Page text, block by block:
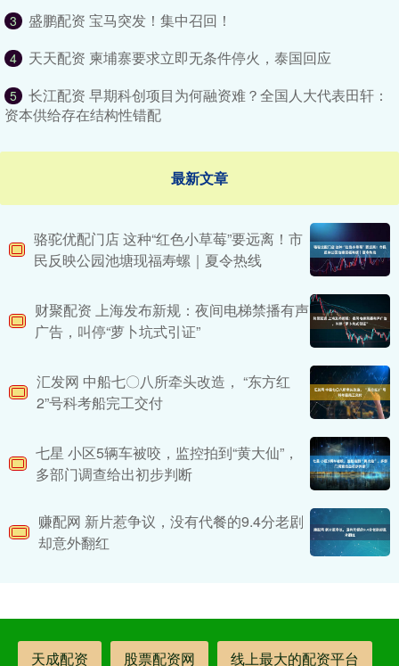
3 盛鹏配资 宝马突发！集中召回！
4 天天配资 柬埔寨要求立即无条件停火，泰国回应
5
长江配资 早期科创项目为何融资难？全国人大代表田轩：
资本供给存在结构性错配
最新文章
骆驼优配门店 这种“红色小草莓”要远离！市
民反映公园池塘现福寿螺｜夏令热线
财聚配资 上海发布新规：夜间电梯禁播有声
广告，叫停“萝卜坑式引证”
汇发网 中船七〇八所牵头改造， “东方红
2”号科考船完工交付
七星 小区5辆车被咬，监控拍到“黄大仙”，
多部门调查给出初步判断
赚配网 新片惹争议，没有代餐的9.4分老剧
却意外翻红
天成配资 股票配资网 线上最大的配资平台